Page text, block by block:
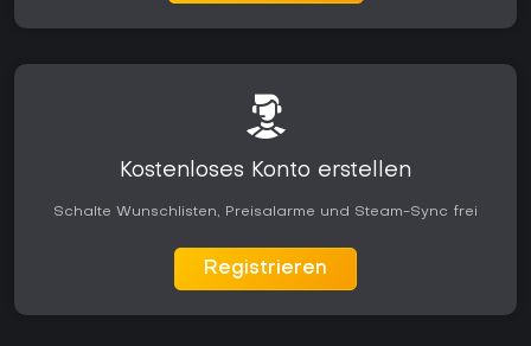
Kostenloses Konto erstellen
Schalte Wunschlisten, Preisalarme und Steam-Sync frei
Registrieren